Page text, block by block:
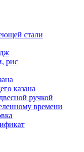
стали
рис
казана
ручкой
времени